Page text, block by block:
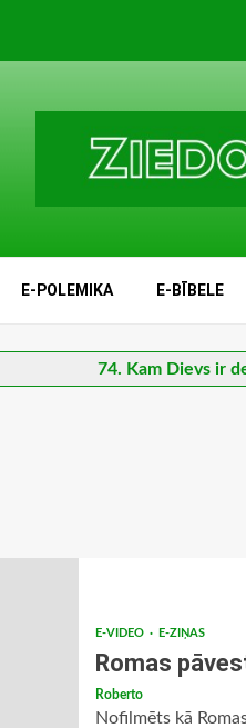
E-POLEMIKA E-BĪBELE
74. Kam Dievs ir
E-VIDEO E-ZIŅAS
Romas
Roberto
Nofilmēts kā